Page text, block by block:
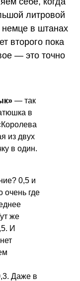
литровой
немце в штанах
второго пока
— это точно
— так
в
из двух
в один.
0,5 и
очень где
же
И
Даже в